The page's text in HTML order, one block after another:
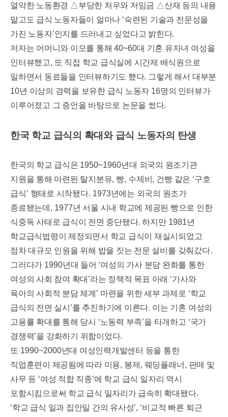
열악한 노동환경 △부당한 처우와 저임금 △산재 등의 내용
말고도 급식 노동자들이 얼마나 ‘숙련된 기술과 전문성을
가진 노동자’인지를 드러내고 싶었다고 밝힌다.
저자는 어머니와 이모를 통해40~60대 기혼 유자녀 여성을
인터뷰했고, 또 직접 학교 급식실에 시간제 배식원으로
일하면서 동료들을 인터뷰하기도 했다. 그렇게 해서 대부분
10년 이상의 경력을 보유한 급식 노동자 16명의 인터뷰가
이루어졌고 그 증언을 바탕으로 논문을 썼다.
한국 학교 급식의 확대와 급식 노동자의 탄생
한국의 학교 급식은 1950~1960년대 외국의 원조기관
지원을 통해 마련된 탈지분유, 빵, 수제비 , 건빵 같은 ‘구호
급식’ 형태로 시작됐다. 1973년에는 외국의 원조가
종료됐는데 , 1977년 서울 시내 학교에 제공된 빵으로 인한
식중독 사태로 급식이 전면 중단됐다.하지만 1981년
학교급식법령이 제정되면서 학교 급식이 재실시되었고
점차 대규모 인원을 위해 밥을 짓는 전문 설비를 갖춰갔다.
그러다가 1990년대 들어 ‘여성의 가사 분담 완화를 통한
여성의 사회 참여 확대 ’라는 정책적 목표 아래 ‘가사와
육아의 사회적 분담 체계 ’ 마련을 위한 세부 과제로 ‘학교
급식의 전면 실시 ’를 추진하기에 이른다. 이는 기혼 여성의
고용률 확대를 통해 당시 ‘ 노동력 부족’을 타개하고 ‘국가
경쟁력’을 강화하기 위함이었다.
또 1990~2000년대 여성인력개발센터 등을 통한
직업훈련이 제공됨에 따라 미용, 봉제 , 웨딩플래너 , 판매 및
사무 등 ‘여성 적합 직종’에 학교 급식 일자리 역시
포함시킴으로써 학교 급식 일자리가 급속히 확대됐다.
‘학교 급식 일과 집안일 간의 유사성’, ‘비교적 빠른 퇴근